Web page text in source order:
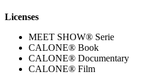
Licenses
MEET SHOW® Serie
CALONE® Book
CALONE® Documentary
CALONE® Film